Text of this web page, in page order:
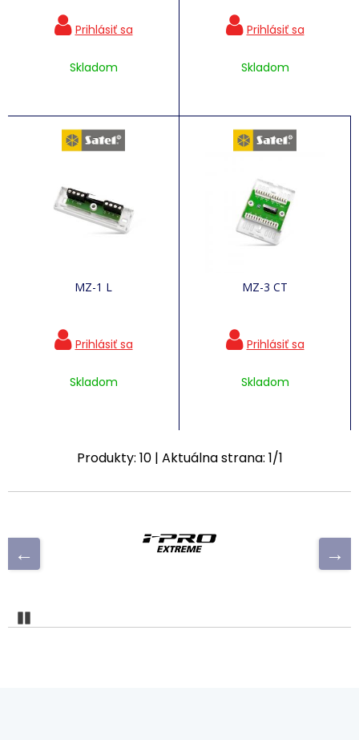
Skladom Skladom
MZ-1 L
Skladom
MZ-3 CT
Skladom
Produkty: 10| Aktuálna strana: 1/1